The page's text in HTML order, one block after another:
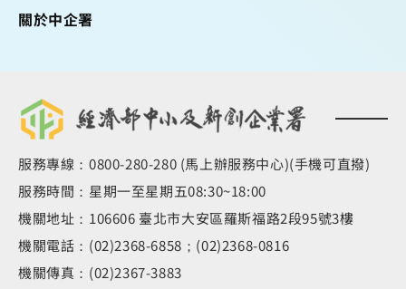
關於中企署
服務專線：0800-280-280 (馬上辦服務中心)(手機可直撥)
服務時間：星期一至星期五08:30~18:00
機關地址：106606 臺北市大安區羅斯福路2段95號3樓
機關電話：(02)2368-6858；(02)2368-0816
機關傳真：(02)2367-3883